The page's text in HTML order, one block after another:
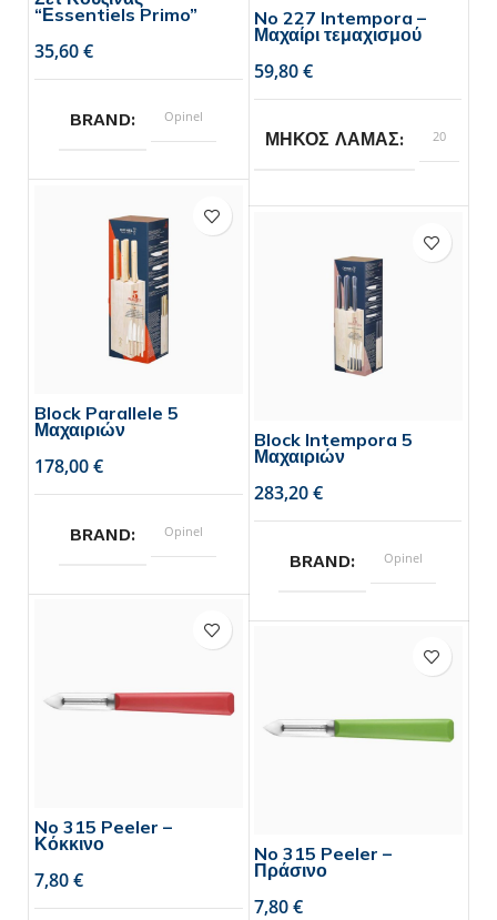
“Εssentiels Primo”
€
BRAND Opinel
No 227 Intempora –
Μαχαίρι τεμαχισμού
€
ΜΗΚΟΣ ΛΑΜΑΣ 20
ΣΥΣΚΕΥΑΣΙΑ
Block Parallele 5
Μαχαιριών
€
BRAND Opinel
Block Intempora 5
Μαχαιριών
€
BRAND Opinel
No 315 Peeler –
Κόκκινο
€
No 315 Peeler –
Πράσινο
€